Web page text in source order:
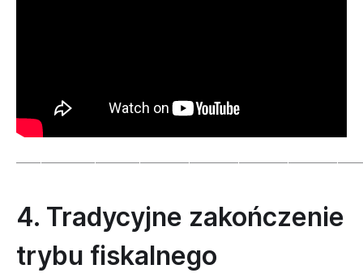
4. Tradycyjne zakończenie
trybu fiskalnego